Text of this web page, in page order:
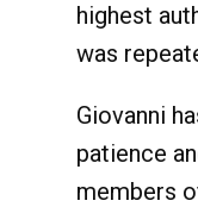
highest
was
Giovanni
patience
members